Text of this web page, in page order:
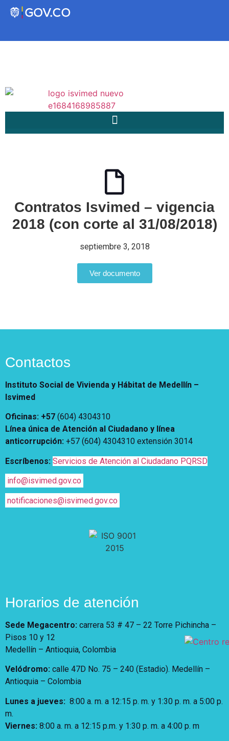
Hábitat de Medellín
Mejoramiento de
Vivienda
Vivienda un proyecto
Acompañamiento Social
Notificaciones
¿Qué es el ISVIMED?
fuente
Contraste
Centro de relevo
Más Información sobre Accesibilidad
Contratos Isvimed – vigencia
2018 (con corte al 31/08/2018)
septiembre 3, 2018
Ver documento
Contactos
Instituto Social de Vivienda y Hábitat de Medellín –
Isvimed
Oficinas: +57 (604) 4304310
Línea única de Atención al Ciudadano y línea
anticorrupción: +57 (604) 4304310 extensión 3014
Escríbenos: Servicios de Atención al Ciudadano PQRSD
info@isvimed.gov.co
notificaciones@isvimed.gov.co
Horarios de atención
Sede Megacentro: carrera 53 # 47 – 22 Torre Pichincha –
Pisos 10 y 12
Medellín – Antioquia, Colombia
Velódromo: calle 47D No. 75 – 240 (Estadio). Medellín –
Antioquia – Colombia
Lunes a jueves: 8:00 a. m. a 12:15 p. m. y 1:30 p. m. a 5:00 p.
m.
Viernes: 8:00 a. m. a 12:15 p.m. y 1:30 p. m. a 4:00 p. m